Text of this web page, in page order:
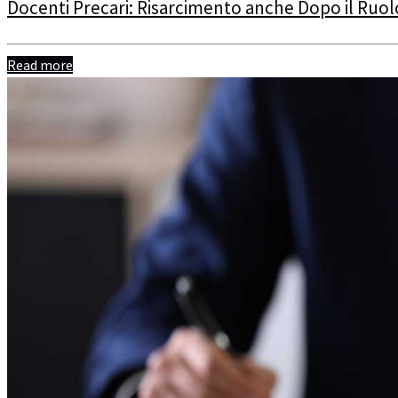
Docenti Precari: Risarcimento anche Dopo il
Read more